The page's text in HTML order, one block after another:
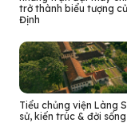
trở thành biểu tượng
Định
Tiểu chủng viện Làng
sử, kiến trúc & đời sống